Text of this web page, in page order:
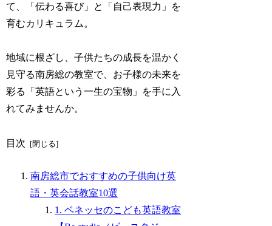
て、「伝わる喜び」と「自己表現力」を
育むカリキュラム。
地域に根ざし、子供たちの成長を温かく
見守る南房総の教室で、お子様の未来を
彩る「英語という一生の宝物」を手に入
れてみませんか。
目次
南房総市でおすすめの子供向け英
語・英会話教室10選
1. ベネッセのこども英語教室